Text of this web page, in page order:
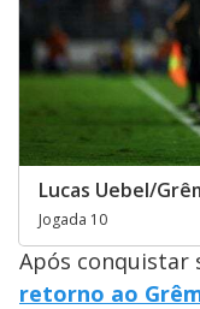
Lucas Uebel/
Jogada 10
Após conquistar
retorno ao